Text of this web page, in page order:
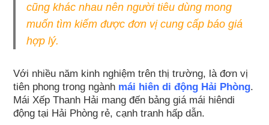
cũng khác nhau nên người tiêu dùng mong
muốn tìm kiếm được đơn vị cung cấp báo giá
hợp lý.
Với nhiều năm kinh nghiệm trên thị trường, là đơn vị
tiên phong trong ngành mái hiên di động Hải Phòng.
Mái Xếp Thanh Hải mang đến bảng giá mái hiêndi
động tại Hải Phòng rẻ, cạnh tranh hấp dẫn.